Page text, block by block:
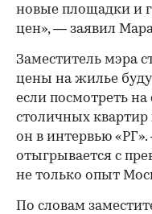
новые площадки и
цен», — заявил
Заместитель мэра
цены на жилье
если посмотреть
столичных квартир
он в интервью
отыгрывается с
не только опыт
По словам